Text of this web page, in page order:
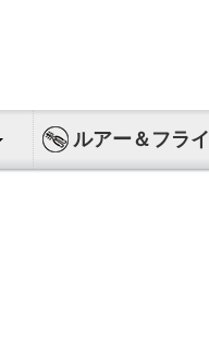
ルアー＆フライ